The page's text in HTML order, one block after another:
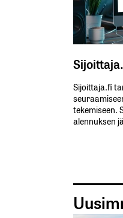
Sijoittaja.fi
tekemiseen.
alennuksen